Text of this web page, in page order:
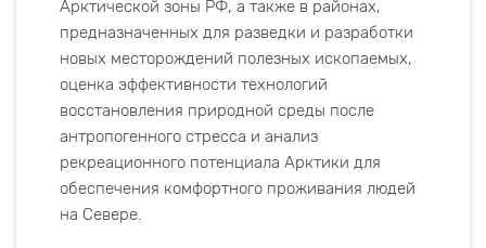
Арктической зоны РФ, а также в районах,
предназначенных для разведки и разработки
новых месторождений полезных ископаемых,
оценка эффективности технологий
восстановления природной среды после
антропогенного стресса и анализ
рекреационного потенциала Арктики для
обеспечения комфортного проживания людей
на Севере.